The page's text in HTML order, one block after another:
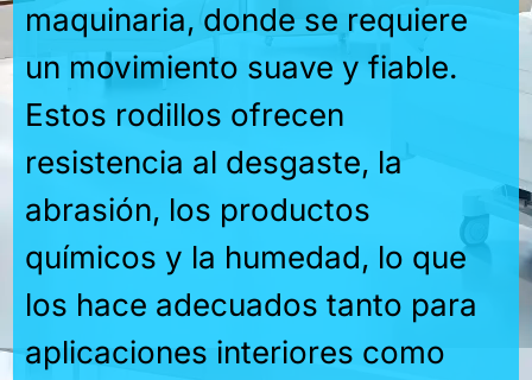
maquinaria, donde se requiere
un movimiento suave y fiable.
Estos rodillos ofrecen
resistencia al desgaste, la
abrasión, los productos
químicos y la humedad, lo que
los hace adecuados tanto para
aplicaciones interiores como